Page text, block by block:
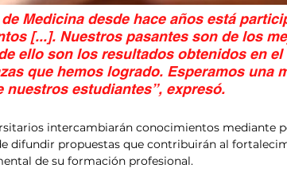
Medicina desde hace años está
[...]. Nuestros pasantes son de los
ello son los resultados obtenidos en el
que hemos logrado. Esperamos una
estudiantes”, expresó.
intercambiarán conocimientos mediante
difundir propuestas que contribuirán al
de su formación profesional.